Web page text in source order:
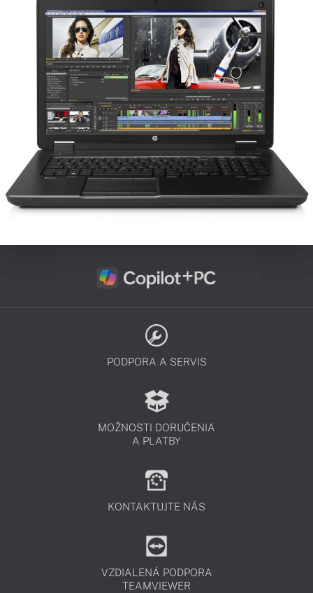
PODPORA A SERVIS
MOŽNOSTI DORUČENIA
A PLATBY
KONTAKTUJTE NÁS
VZDIALENÁ PODPORA
TEAMVIEWER